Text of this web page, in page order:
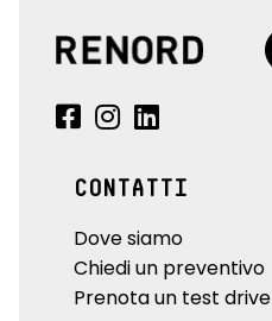
CONTATTI
Dove siamo
Chiedi un preventivo
Prenota un test drive